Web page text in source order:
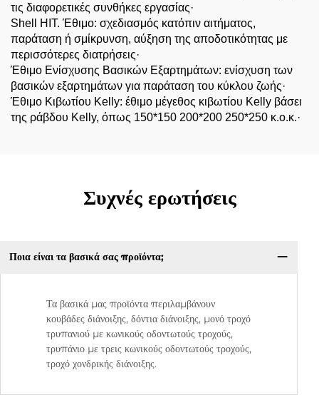
τις διαφορετικές συνθήκες εργασίας·
Shell HIT. Έθιμο: σχεδιασμός κατόπιν αιτήματος,
παράταση ή σμίκρυνση, αύξηση της αποδοτικότητας με
περισσότερες διατρήσεις·
Έθιμο Ενίσχυσης Βασικών Εξαρτημάτων: ενίσχυση των
βασικών εξαρτημάτων για παράταση του κύκλου ζωής·
Έθιμο Κιβωτίου Kelly: έθιμο μέγεθος κιβωτίου Kelly βάσει
της ράβδου Kelly, όπως 150*150 200*200 250*250 κ.ο.κ.·
Συχνές ερωτήσεις
Ποια είναι τα βασικά σας προϊόντα;
Τα βασικά μας προϊόντα περιλαμβάνουν
κουβάδες διάνοιξης, δόντια διάνοιξης, μονό τροχό
τρυπανιού με κωνικούς οδοντωτούς τροχούς,
τρυπάνιο με τρεις κωνικούς οδοντωτούς τροχούς,
τροχό χονδρικής διάνοιξης.